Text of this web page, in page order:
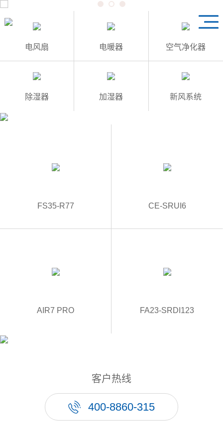
2
电风扇 电暖器 空气净化器
除湿器 加湿器 新风系统
FS35-R77 CE-SRUI6
AIR7 PRO FA23-SRDI123
客户热线
400-8860-315